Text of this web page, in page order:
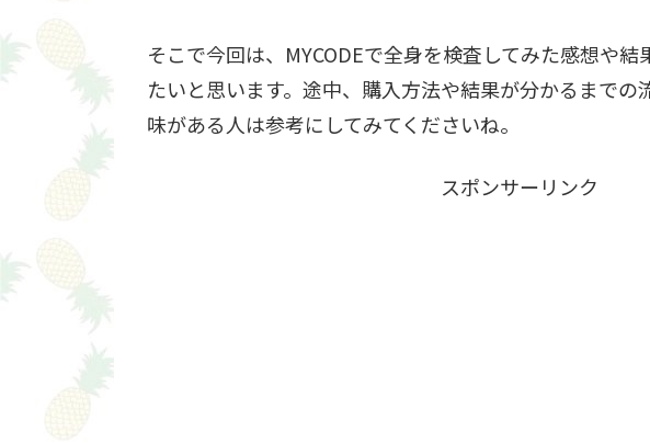
そこで今回は、MYCODEで全身を検査してみた感想や
たいと思います。途中、購入方法や結果が分かるまでの
味がある人は参考にしてみてくださいね。
スポンサーリンク